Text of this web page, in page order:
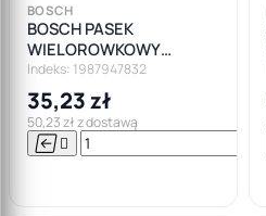
BOSCH
BOSCH PASEK
WIELOROWKOWY
6PK1980
Indeks: 1987947832
35,23 zł
50,23 zł z dostawą
 